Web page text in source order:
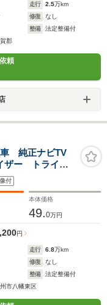
走行 2.5万km
修復
なし
整備
法定整備付
郡
頼
車 純正ナビTV
ザー トライン
ク ABS リモ
パワーウイ
付
本体価格
49.0万円
円
走行 6.8万km
修復
なし
整備
法定整備付
市八幡東区